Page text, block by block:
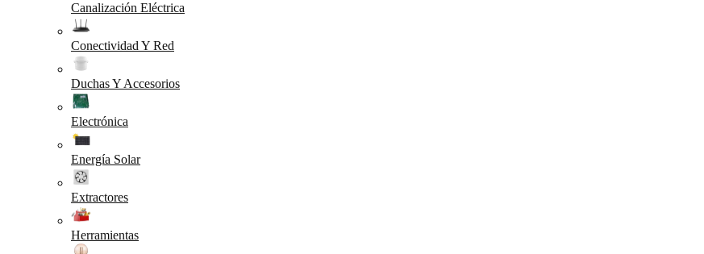
Canalización Eléctrica
Conectividad Y Red
Duchas Y Accesorios
Electrónica
Energía Solar
Extractores
Herramientas